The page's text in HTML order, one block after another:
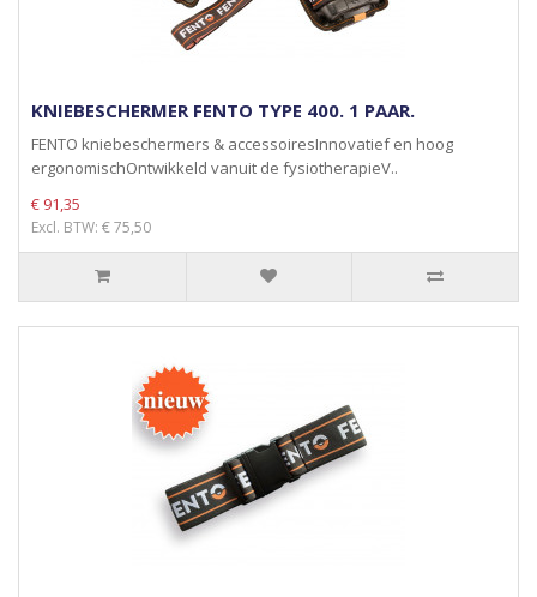
KNIEBESCHERMER FENTO TYPE 400. 1 PAAR.
FENTO kniebeschermers & accessoiresInnovatief en hoog
ergonomischOntwikkeld vanuit de fysiotherapieV..
€ 91,35
Excl. BTW: € 75,50